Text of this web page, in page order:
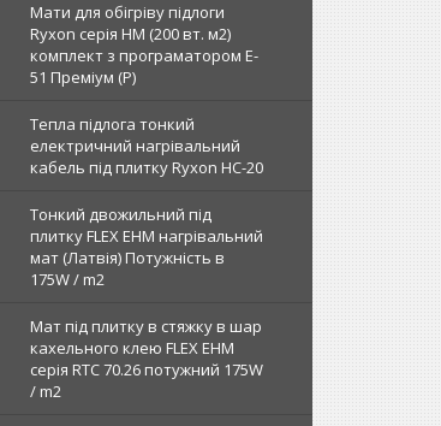
Мати для обігріву підлоги
Ryxon серія НМ (200 вт. м2)
комплект з програматором E-
51 Преміум (Р)
Тепла підлога тонкий
електричний нагрівальний
кабель під плитку Ryxon HC-20
Тонкий двожильний під
плитку FLEX EHM нагрівальний
мат (Латвія) Потужність в
175W / m2
Мат під плитку в стяжку в шар
кахельного клею FLEX EHM
серія RTC 70.26 потужний 175W
/ m2